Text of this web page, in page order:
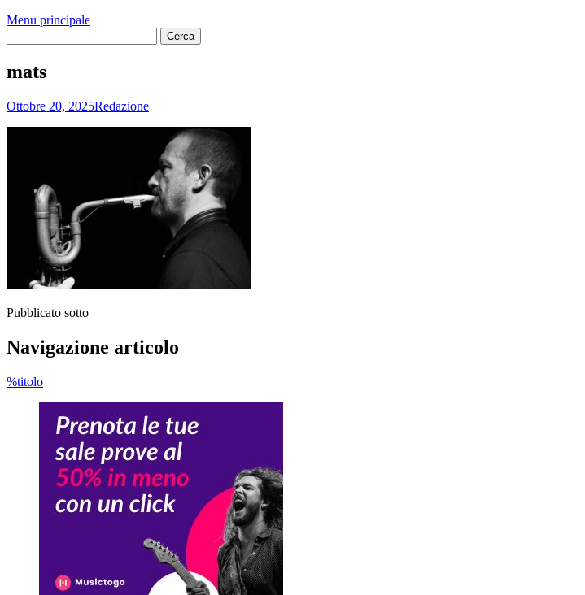
Menu principale
mats
Ottobre 20, 2025Redazione
Pubblicato sotto
Navigazione articolo
%titolo